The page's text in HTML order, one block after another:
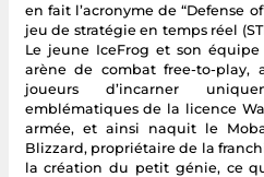
en fait l’acronyme de “Defense
jeu de stratégie en temps réel
Le jeune IceFrog et son
arène de combat free-to-play,
joueurs d’incarner
emblématiques de la licence
armée, et ainsi naquit le
Blizzard, propriétaire de la
la création du petit génie, ce